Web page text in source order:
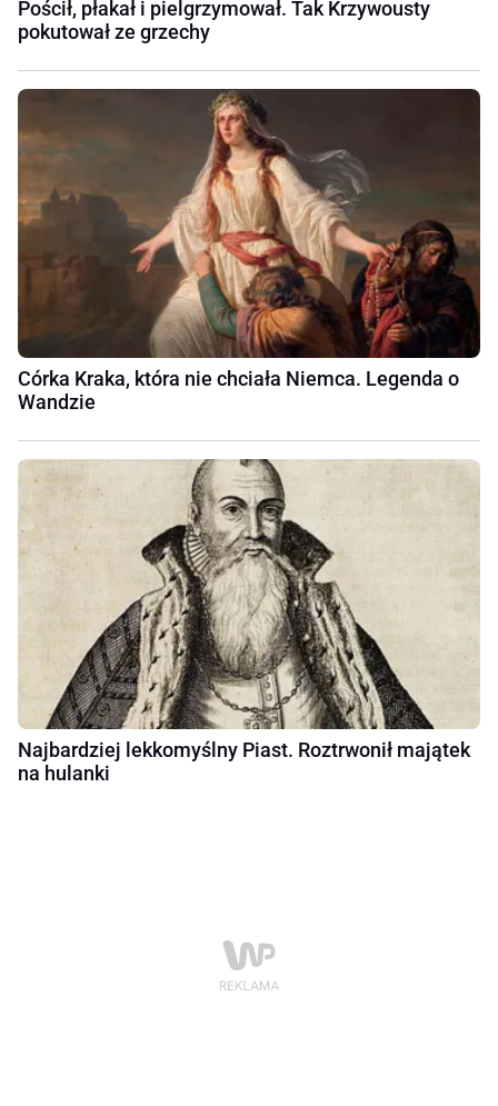
Pościł, płakał i pielgrzymował. Tak Krzywousty
pokutował ze grzechy
Córka Kraka, która nie chciała Niemca. Legenda o
Wandzie
Najbardziej lekkomyślny Piast. Roztrwonił majątek
na hulanki